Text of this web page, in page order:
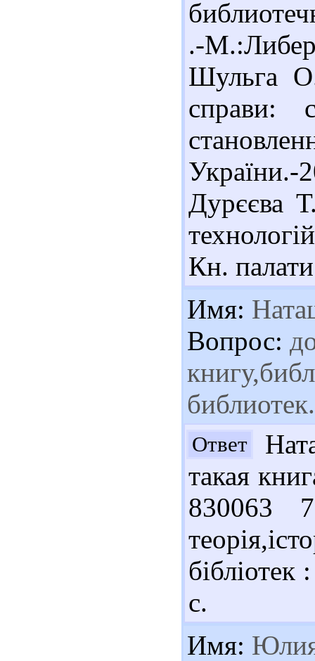
.-
Шульга О.
справи:
Дурєєва
Кн.
Имя:
Вопрос:
Ответ
такая
830063
с.
Имя: